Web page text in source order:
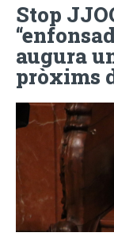
Stop
augura
pròxims